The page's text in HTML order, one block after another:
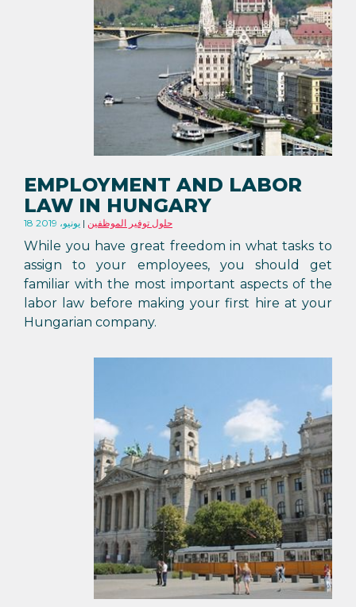
EMPLOYMENT AND LABOR
LAW IN HUNGARY
18 يونيو، 2019 حلول توفير الموظفين
While you have great freedom in what tasks to
assign to your employees, you should get
familiar with the most important aspects of the
labor law before making your first hire at your
Hungarian company.